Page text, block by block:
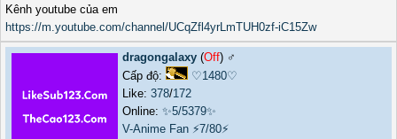
Kênh youtube của em
https://m.youtube.com/channel/UCqZfl4yrLmTUH0zf-iC15Zw
dragongalaxy (Off) ♂️
Cấp độ:
♡1480♡
Like: 378/172
Online: ✨5/5379✨
V-Anime Fan ⚡7/80⚡